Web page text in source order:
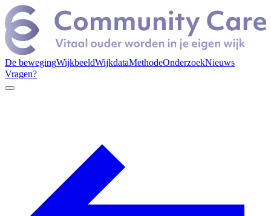
De bewegingWijkbeeldWijkdataMethodeOnderzoekNieuws
Vragen?